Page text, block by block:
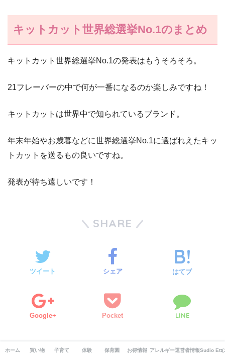
キットカット世界総選挙No.1のまとめ
キットカット世界総選挙No.1の発表はもうそろそろ。
21フレーバーの中で何が一番になるのか楽しみですね！
キットカットは世界中で知られているブランド。
年末年始やお歳暮などに世界総選挙No.1に選ばれえたキッ
トカットを送るもの良いですね。
発表が待ち遠しいです！
SHARE
ツイート シェア はてブ
Google+ Pocket LINE
CATEGORY :お取り寄せ
ホーム 買い物 子育て 体験 保育園 お得情報 アレルギー運営者情報/お問い合
Sudio Ett(